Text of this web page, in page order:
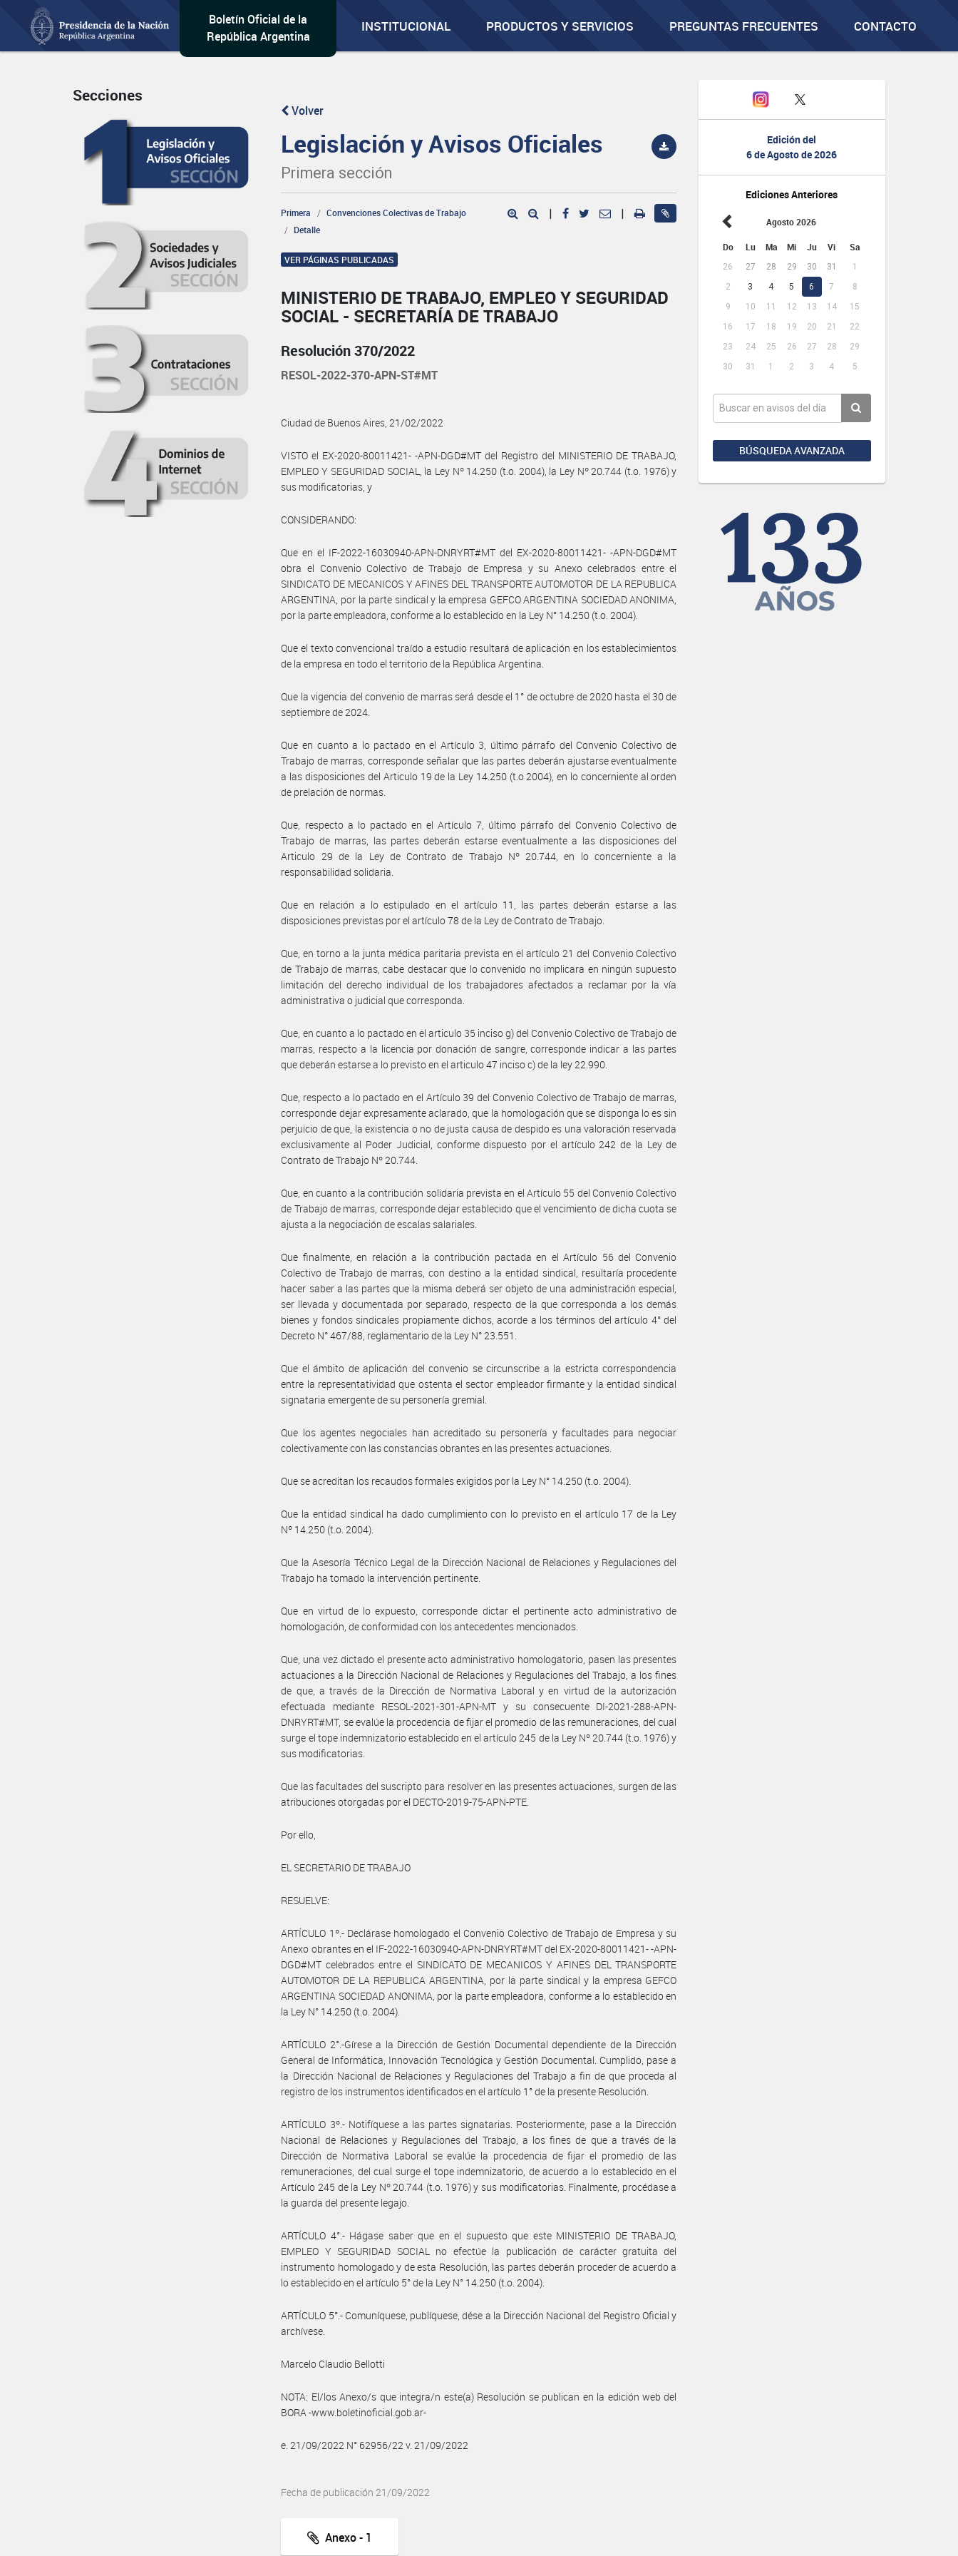
Boletín Oficial de la
República Argentina
INSTITUCIONAL PRODUCTOS Y SERVICIOS PREGUNTAS FRECUENTES CONTACTO
Edición del
6 de Agosto de 2026
Ediciones Anteriores
Agosto 2026
Do Lu Ma Mi Ju Vi Sa
26 27 28 29 30 31
1
2
3 4 5 6 7
8
9
10 11 12 13 14
15
16
17 18 19 20 21
22
23
24 25 26 27 28
29
30
31 1 2 3 4 5
BÚSQUEDA AVANZADA
Secciones
Volver
Legislación y Avisos Oficiales
Primera sección
Primera
Convenciones Colectivas de Trabajo
Detalle
| |
VER PÁGINAS PUBLICADAS
MINISTERIO DE TRABAJO, EMPLEO Y SEGURIDAD
SOCIAL - SECRETARÍA DE TRABAJO
Resolución 370/2022
RESOL-2022-370-APN-ST#MT
Ciudad de Buenos Aires, 21/02/2022
VISTO el EX-2020-80011421- -APN-DGD#MT del Registro del MINISTERIO DE TRABAJO,
EMPLEO Y SEGURIDAD SOCIAL, la Ley Nº 14.250 (t.o. 2004), la Ley Nº 20.744 (t.o. 1976) y
sus modificatorias, y
CONSIDERANDO:
Que en el IF-2022-16030940-APN-DNRYRT#MT del EX-2020-80011421- -APN-DGD#MT
obra el Convenio Colectivo de Trabajo de Empresa y su Anexo celebrados entre el
SINDICATO DE MECANICOS Y AFINES DEL TRANSPORTE AUTOMOTOR DE LA REPUBLICA
ARGENTINA, por la parte sindical y la empresa GEFCO ARGENTINA SOCIEDAD ANONIMA,
por la parte empleadora, conforme a lo establecido en la Ley N° 14.250 (t.o. 2004).
Que el texto convencional traído a estudio resultará de aplicación en los establecimientos
de la empresa en todo el territorio de la República Argentina.
Que la vigencia del convenio de marras será desde el 1° de octubre de 2020 hasta el 30 de
septiembre de 2024.
Que en cuanto a lo pactado en el Artículo 3, último párrafo del Convenio Colectivo de
Trabajo de marras, corresponde señalar que las partes deberán ajustarse eventualmente
a las disposiciones del Articulo 19 de la Ley 14.250 (t.o 2004), en lo concerniente al orden
de prelación de normas.
Que, respecto a lo pactado en el Artículo 7, último párrafo del Convenio Colectivo de
Trabajo de marras, las partes deberán estarse eventualmente a las disposiciones del
Articulo 29 de la Ley de Contrato de Trabajo Nº 20.744, en lo concerniente a la
responsabilidad solidaria.
Que en relación a lo estipulado en el artículo 11, las partes deberán estarse a las
disposiciones previstas por el artículo 78 de la Ley de Contrato de Trabajo.
Que, en torno a la junta médica paritaria prevista en el artículo 21 del Convenio Colectivo
de Trabajo de marras, cabe destacar que lo convenido no implicara en ningún supuesto
limitación del derecho individual de los trabajadores afectados a reclamar por la vía
administrativa o judicial que corresponda.
Que, en cuanto a lo pactado en el articulo 35 inciso g) del Convenio Colectivo de Trabajo de
marras, respecto a la licencia por donación de sangre, corresponde indicar a las partes
que deberán estarse a lo previsto en el articulo 47 inciso c) de la ley 22.990.
Que, respecto a lo pactado en el Artículo 39 del Convenio Colectivo de Trabajo de marras,
corresponde dejar expresamente aclarado, que la homologación que se disponga lo es sin
perjuicio de que, la existencia o no de justa causa de despido es una valoración reservada
exclusivamente al Poder Judicial, conforme dispuesto por el artículo 242 de la Ley de
Contrato de Trabajo Nº 20.744.
Que, en cuanto a la contribución solidaria prevista en el Artículo 55 del Convenio Colectivo
de Trabajo de marras, corresponde dejar establecido que el vencimiento de dicha cuota se
ajusta a la negociación de escalas salariales.
Que finalmente, en relación a la contribución pactada en el Artículo 56 del Convenio
Colectivo de Trabajo de marras, con destino a la entidad sindical, resultaría procedente
hacer saber a las partes que la misma deberá ser objeto de una administración especial,
ser llevada y documentada por separado, respecto de la que corresponda a los demás
bienes y fondos sindicales propiamente dichos, acorde a los términos del artículo 4° del
Decreto N° 467/88, reglamentario de la Ley N° 23.551.
Que el ámbito de aplicación del convenio se circunscribe a la estricta correspondencia
entre la representatividad que ostenta el sector empleador firmante y la entidad sindical
signataria emergente de su personería gremial.
Que los agentes negociales han acreditado su personería y facultades para negociar
colectivamente con las constancias obrantes en las presentes actuaciones.
Que se acreditan los recaudos formales exigidos por la Ley N° 14.250 (t.o. 2004).
Que la entidad sindical ha dado cumplimiento con lo previsto en el artículo 17 de la Ley
Nº 14.250 (t.o. 2004).
Que la Asesoría Técnico Legal de la Dirección Nacional de Relaciones y Regulaciones del
Trabajo ha tomado la intervención pertinente.
Que en virtud de lo expuesto, corresponde dictar el pertinente acto administrativo de
homologación, de conformidad con los antecedentes mencionados.
Que, una vez dictado el presente acto administrativo homologatorio, pasen las presentes
actuaciones a la Dirección Nacional de Relaciones y Regulaciones del Trabajo, a los fines
de que, a través de la Dirección de Normativa Laboral y en virtud de la autorización
efectuada mediante RESOL-2021-301-APN-MT y su consecuente DI-2021-288-APN-
DNRYRT#MT, se evalúe la procedencia de fijar el promedio de las remuneraciones, del cual
surge el tope indemnizatorio establecido en el artículo 245 de la Ley Nº 20.744 (t.o. 1976) y
sus modificatorias.
Que las facultades del suscripto para resolver en las presentes actuaciones, surgen de las
atribuciones otorgadas por el DECTO-2019-75-APN-PTE.
Por ello,
EL SECRETARIO DE TRABAJO
RESUELVE:
ARTÍCULO 1º.- Declárase homologado el Convenio Colectivo de Trabajo de Empresa y su
Anexo obrantes en el IF-2022-16030940-APN-DNRYRT#MT del EX-2020-80011421- -APN-
DGD#MT celebrados entre el SINDICATO DE MECANICOS Y AFINES DEL TRANSPORTE
AUTOMOTOR DE LA REPUBLICA ARGENTINA, por la parte sindical y la empresa GEFCO
ARGENTINA SOCIEDAD ANONIMA, por la parte empleadora, conforme a lo establecido en
la Ley N° 14.250 (t.o. 2004).
ARTÍCULO 2°.-Gírese a la Dirección de Gestión Documental dependiente de la Dirección
General de Informática, Innovación Tecnológica y Gestión Documental. Cumplido, pase a
la Dirección Nacional de Relaciones y Regulaciones del Trabajo a fin de que proceda al
registro de los instrumentos identificados en el artículo 1° de la presente Resolución.
ARTÍCULO 3º.- Notifíquese a las partes signatarias. Posteriormente, pase a la Dirección
Nacional de Relaciones y Regulaciones del Trabajo, a los fines de que a través de la
Dirección de Normativa Laboral se evalúe la procedencia de fijar el promedio de las
remuneraciones, del cual surge el tope indemnizatorio, de acuerdo a lo establecido en el
Artículo 245 de la Ley Nº 20.744 (t.o. 1976) y sus modificatorias. Finalmente, procédase a
la guarda del presente legajo.
ARTÍCULO 4°.- Hágase saber que en el supuesto que este MINISTERIO DE TRABAJO,
EMPLEO Y SEGURIDAD SOCIAL no efectúe la publicación de carácter gratuita del
instrumento homologado y de esta Resolución, las partes deberán proceder de acuerdo a
lo establecido en el artículo 5° de la Ley N° 14.250 (t.o. 2004).
ARTÍCULO 5°.- Comuníquese, publíquese, dése a la Dirección Nacional del Registro Oficial y
archívese.
Marcelo Claudio Bellotti
NOTA: El/los Anexo/s que integra/n este(a) Resolución se publican en la edición web del
BORA -www.boletinoficial.gob.ar-
e. 21/09/2022 N° 62956/22 v. 21/09/2022
Fecha de publicación 21/09/2022
Anexo - 1